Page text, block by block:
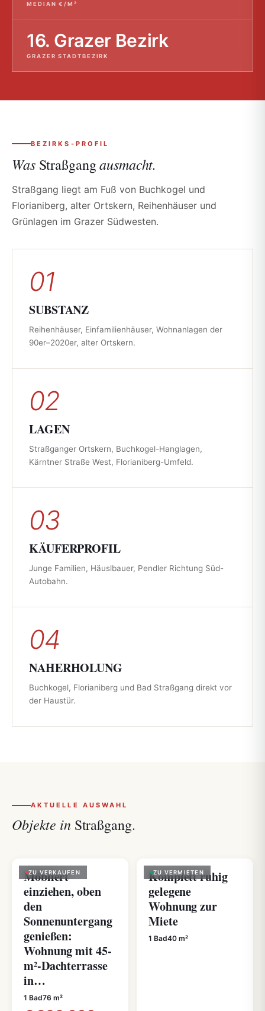
MEDIAN €/M²
16. Grazer Bezirk
GRAZER STADTBEZIRK
BEZIRKS-PROFIL
Was Straßgangausmacht.
Straßgang liegt am Fuß von Buchkogel und
Florianiberg, alter Ortskern, Reihenhäuser und
Grünlagen im Grazer Südwesten.
01
SUBSTANZ
Reihenhäuser, Einfamilienhäuser, Wohnanlagen der
90er–2020er, alter Ortskern.
02
LAGEN
Straßganger Ortskern, Buchkogel-Hanglagen,
Kärntner Straße West, Florianiberg-Umfeld.
03
KÄUFERPROFIL
Junge Familien, Häuslbauer, Pendler Richtung Süd-
Autobahn.
04
NAHERHOLUNG
Buchkogel, Florianiberg und Bad Straßgang direkt vor
der Haustür.
AKTUELLE AUSWAHL
Objekte in Straßgang.
ZU VERKAUFEN
Möbliert
einziehen, oben
den
Sonnenuntergang
genießen:
Wohnung mit 45-
m²-Dachterrasse
in…
1 Bad76 m²
ZU VERMIETEN
Komplett ruhig
gelegene
Wohnung zur
Miete
1 Bad40 m²